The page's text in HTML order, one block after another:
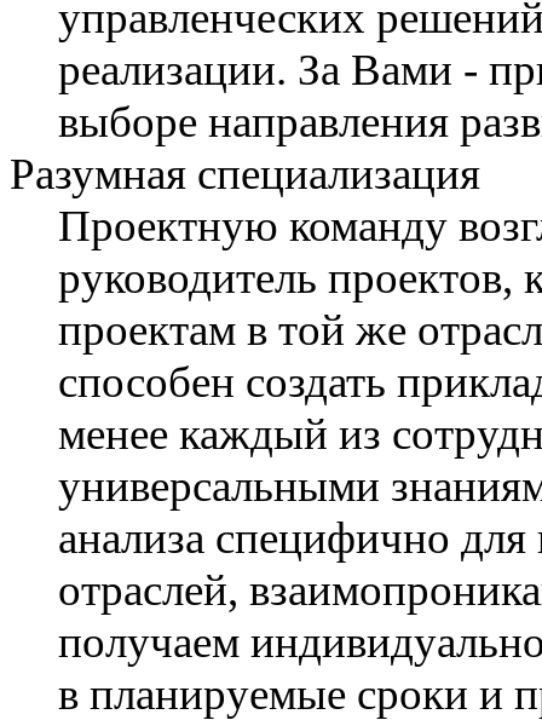
управленческих
реализации. За Вами -
выборе направления
Разумная специализация
Проектную команду
руководитель
проектам в той же
способен создать
менее каждый из
универсальными
анализа специфично
отраслей,
получаем
в планируемые сроки и